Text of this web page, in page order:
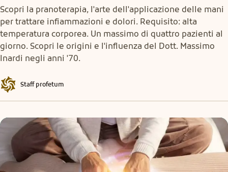
Scopri la pranoterapia, l'arte dell'applicazione delle mani
per trattare infiammazioni e dolori. Requisito: alta
temperatura corporea. Un massimo di quattro pazienti al
giorno. Scopri le origini e l'influenza del Dott. Massimo
Inardi negli anni '70.
Staff profetum